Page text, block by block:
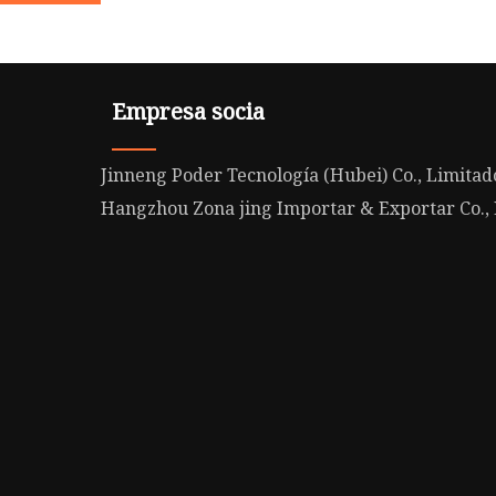
Empresa socia
Jinneng Poder Tecnología (Hubei) Co.,
Hangzhou Zona jing Importar & Exportar Co.,